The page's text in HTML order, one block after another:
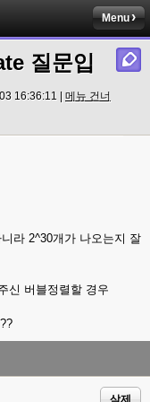
Menu
질문입
16:36:11 | 메뉴 건너
라 2^30개가 나오는지 잘
신 버블정렬할 경우
삭제